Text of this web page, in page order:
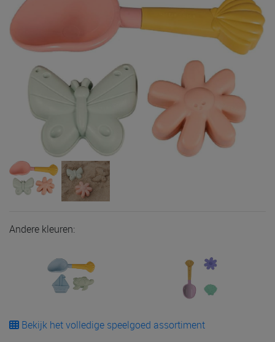
Andere kleuren:
Bekijk het volledige speelgoed assortiment